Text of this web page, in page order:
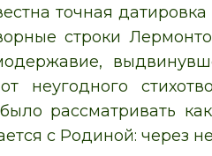
точная
строки
неугодного
рассматривать
с Родиной: через